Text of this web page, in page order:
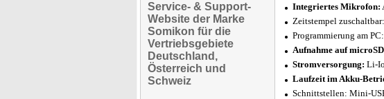
Service- & Support-
Website der Marke
Somikon für die
Vertriebsgebiete
Deutschland,
Österreich und
Schweiz
Integriertes Mikrofon:
Zeitstempel
Programmierung am
Aufnahme auf
Stromversorgung: Li-
Laufzeit im Akku-
Schnittstellen: Mini-